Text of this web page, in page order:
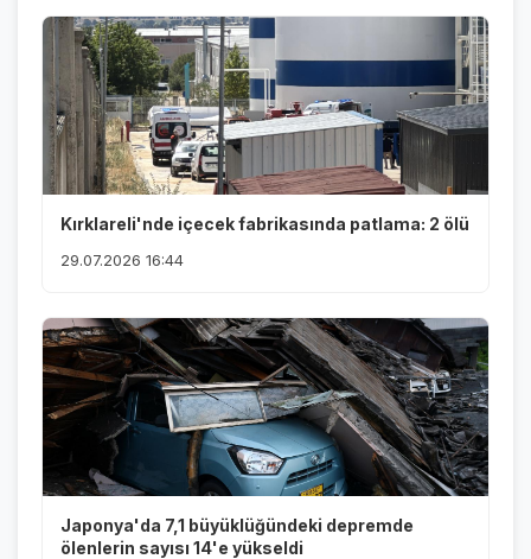
Kırklareli'nde içecek fabrikasında patlama: 2 ölü
29.07.2026 16:44
Japonya'da 7,1 büyüklüğündeki depremde
ölenlerin sayısı 14'e yükseldi